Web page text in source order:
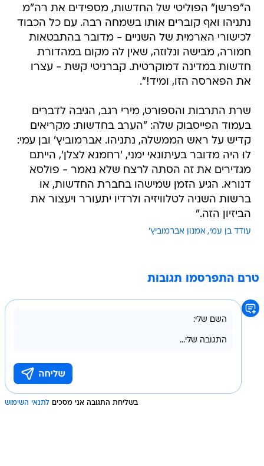
ה"פרשן" הפוליטי של החדשות, מספידים את רה"מ
נתניהו ואף קוברים אותו בשמחה רבה. עם כל הכבוד
לכישורי הארמית של השניים - מדובר בהתבטאות
חמורה, מבישה ונלוזה, שאין לה מקום במהדורת
חדשות במדינה דמוקרטית. קברניטי קשת - עצרו
את הפארסה הזו, ומיד!".
שרת התרבות והספורט, מירי רגב, הגיבה לדברים
בעמוד הפייסבוק שלה: "הערב בחדשות: מקריאים
קדיש על ראש הממשלה, נתניהו. אברמוביץ' ובן עמי:
לוּ היה מדובר בעיתונאי ימני, 'רחמנא לצלן', הייתם
מגדירים את זה הסתה לרצח שלא נאמר - פולסא
דנורא. הגיע הזמן שמישהו בחברת החדשות, או
ברשות השניה לטלוויזיה ולרדיו יתעורר ויעצור את
הביזיון הזה."
עודד בן עמי אמנון אברמוביץ'
טרם התפרסמו תגובות
בשליחת התגובה אני מסכים לתנאי השימוש